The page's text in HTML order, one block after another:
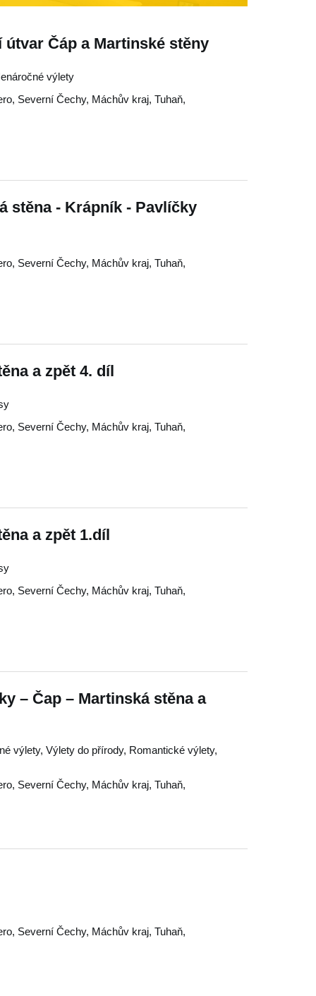
Čáp a Martinské stěny
výlety
, Severní Čechy, Máchův kraj, Tuhaň,
stěna - Krápník - Pavlíčky
, Severní Čechy, Máchův kraj, Tuhaň,
a zpět 4. díl
, Severní Čechy, Máchův kraj, Tuhaň,
a zpět 1.díl
, Severní Čechy, Máchův kraj, Tuhaň,
– Čap – Martinská stěna a
výlety, Výlety do přírody, Romantické výlety,
, Severní Čechy, Máchův kraj, Tuhaň,
, Severní Čechy, Máchův kraj, Tuhaň,